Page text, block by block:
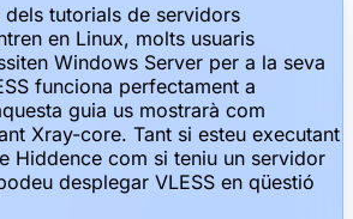
tutorials de servidors
en Linux, molts usuaris
Windows Server per a la seva
funciona perfectament a
guia us mostrarà com
Xray-core. Tant si esteu executant
Hiddence com si teniu un servidor
desplegar VLESS en qüestió